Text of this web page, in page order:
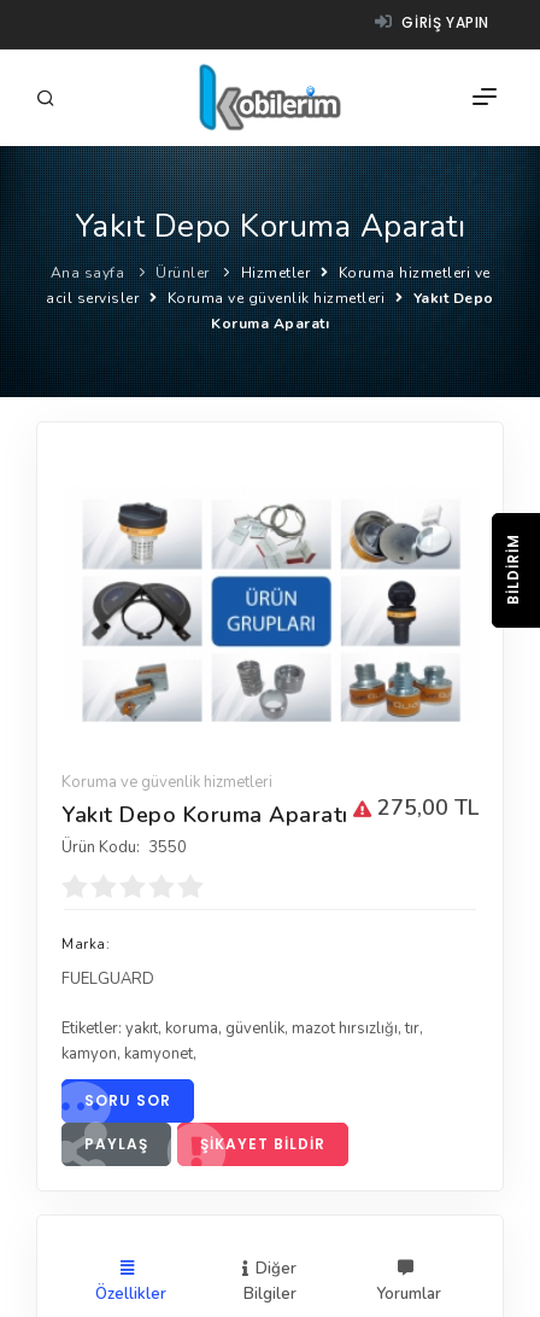
GIRIŞ YAPIN
FIRMALAR
ÜRÜNLER
NASIL ÇALIŞIR?
YARDIM
Yakıt Depo Koruma Aparatı
Ana sayfa Ürünler Hizmetler
Koruma hizmetleri ve
acil servisler
Koruma ve güvenlik hizmetleri
Yakıt Depo
Koruma Aparatı
Koruma ve güvenlik hizmetleri
275,00 TL
Yakıt Depo Koruma Aparatı
Ürün Kodu: 3550
Marka:
FUELGUARD
Etiketler: yakıt, koruma, güvenlik, mazot hırsızlığı,tır,
kamyon, kamyonet,
SORU SOR
PAYLAŞ ŞIKAYET BILDIR
Özellikler
Diğer
Bilgiler
Yorumlar
BILDIRIM